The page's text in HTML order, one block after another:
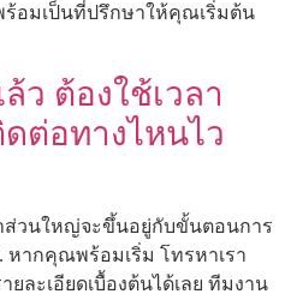
ร้อมเป็นที่ปรึกษาให้คุณเริ่มต้น
ว ต้องใช้เวลา
ต่อทางไหนไว
ส่วนใหญ่จะขึ้นอยู่กับขั้นตอนการ
ากคุณพร้อมเริ่ม โทรหาเรา
ละเอียดเบื้องต้นได้เลย ทีมงาน